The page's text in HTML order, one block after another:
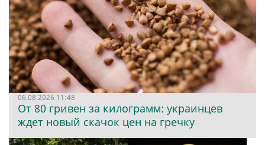
06.08.2026 11:48
От 80 гривен за килограмм: украинцев
ждет новый скачок цен на гречку